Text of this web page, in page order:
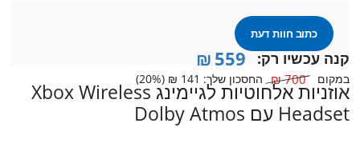
כתוב חוות דעת
אוזניות אלחוטיות לגיימינג Xbox Wireless
Headset עם Dolby Atmos
קנה עכשיו רק: 559
₪
במקום 700
₪ החסכון שלך: 141
₪
(
20%)